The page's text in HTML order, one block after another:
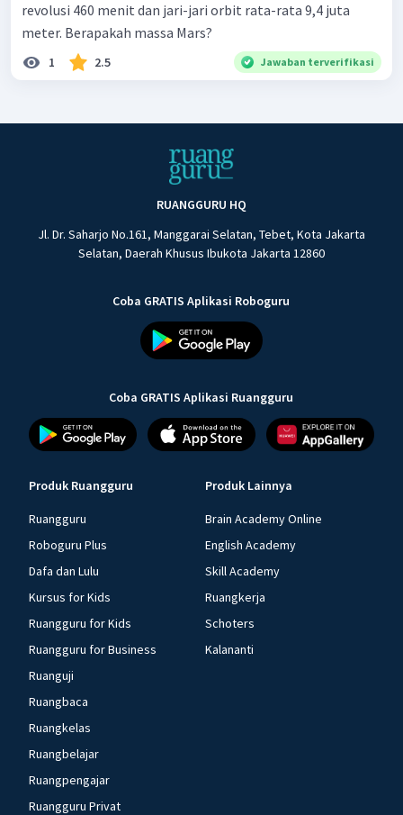
revolusi 460 menit dan jari-jari orbit rata-rata 9,4 juta
meter. Berapakah massa Mars?
1 2.5 Jawaban terverifikasi
RUANGGURU HQ
Jl. Dr. Saharjo No.161, Manggarai Selatan, Tebet, Kota Jakarta
Selatan, Daerah Khusus Ibukota Jakarta 12860
Coba GRATIS Aplikasi Roboguru
Coba GRATIS Aplikasi Ruangguru
Produk Ruangguru
Ruangguru
Roboguru Plus
Dafa dan Lulu
Kursus for Kids
Ruangguru for Kids
Ruangguru for Business
Ruanguji
Ruangbaca
Ruangkelas
Ruangbelajar
Ruangpengajar
Ruangguru Privat
Produk Lainnya
Brain Academy Online
English Academy
Skill Academy
Ruangkerja
Schoters
Kalananti